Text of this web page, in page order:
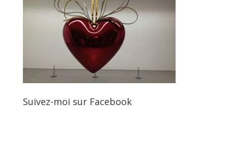
Suivez-moi sur Facebook